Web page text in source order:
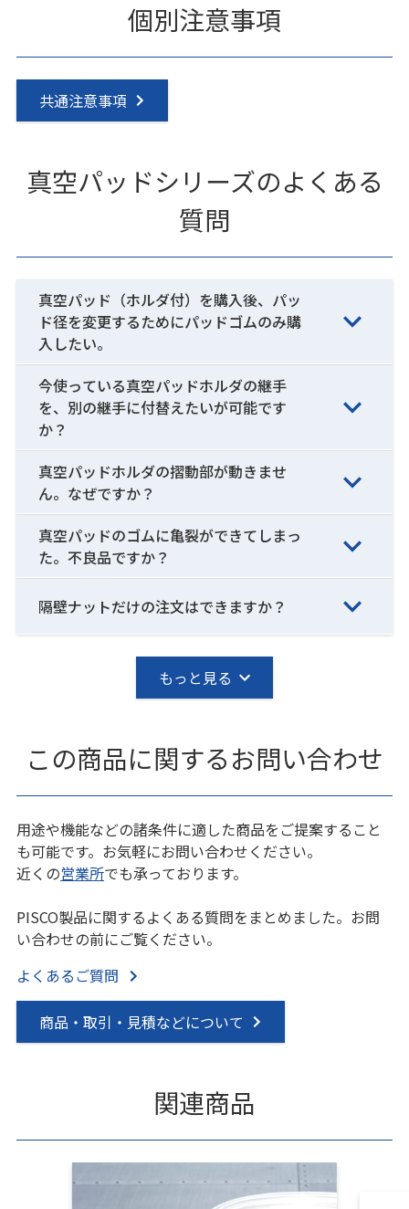
個別注意事項
共通注意事項
真空パッドシリーズのよくある
質問
真空パッド（ホルダ付）を購入後、パッ
ド径を変更するためにパッドゴムのみ購
入したい。
今使っている真空パッドホルダの継手
を、別の継手に付替えたいが可能です
か？
真空パッドホルダの摺動部が動きませ
ん。なぜですか？
真空パッドのゴムに亀裂ができてしまっ
た。不良品ですか？
隔壁ナットだけの注文はできますか？
もっと見る
この商品に関するお問い合わせ
用途や機能などの諸条件に適した商品をご提案すること
も可能です。お気軽にお問い合わせください。
近くの営業所でも承っております。
PISCO製品に関するよくある質問をまとめました。お問
い合わせの前にご覧ください。
よくあるご質問
商品・取引・見積などについて
関連商品